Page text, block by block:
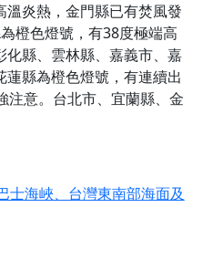
炎熱，金門縣已有焚風發
橙色燈號，有38度極端高
縣、雲林縣、嘉義市、嘉
縣為橙色燈號，有連續出
注意。台北市、宜蘭縣、金
海峽、台灣東南部海面及